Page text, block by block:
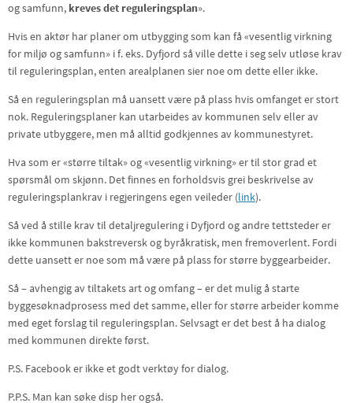
og samfunn, kreves det reguleringsplan».
Hvis en aktør har planer om utbygging som kan få «vesentlig virkning
for miljø og samfunn» i f. eks. Dyfjord så ville dette i seg selv utløse krav
til reguleringsplan, enten arealplanen sier noe om dette eller ikke.
Så en reguleringsplan må uansett være på plass hvis omfanget er stort
nok. Reguleringsplaner kan utarbeides av kommunen selv eller av
private utbyggere, men må alltid godkjennes av kommunestyret.
Hva som er «større tiltak» og «vesentlig virkning» er til stor grad et
spørsmål om skjønn. Det finnes en forholdsvis grei beskrivelse av
reguleringsplankrav i regjeringens egen veileder (link).
Så ved å stille krav til detaljregulering i Dyfjord og andre tettsteder er
ikke kommunen bakstreversk og byråkratisk, men fremoverlent. Fordi
dette uansett er noe som må være på plass for større byggearbeider.
Så – avhengig av tiltakets art og omfang – er det mulig å starte
byggesøknadprosess med det samme, eller for større arbeider komme
med eget forslag til reguleringsplan. Selvsagt er det best å ha dialog
med kommunen direkte først.
P.S. Facebook er ikke et godt verktøy for dialog.
P.P.S. Man kan søke disp her også.